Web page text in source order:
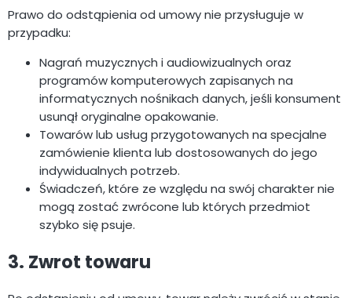
Prawo do odstąpienia od umowy nie przysługuje w
przypadku:
Nagrań muzycznych i audiowizualnych oraz
programów komputerowych zapisanych na
informatycznych nośnikach danych, jeśli konsument
usunął oryginalne opakowanie.
Towarów lub usług przygotowanych na specjalne
zamówienie klienta lub dostosowanych do jego
indywidualnych potrzeb.
Świadczeń, które ze względu na swój charakter nie
mogą zostać zwrócone lub których przedmiot
szybko się psuje.
3. Zwrot towaru